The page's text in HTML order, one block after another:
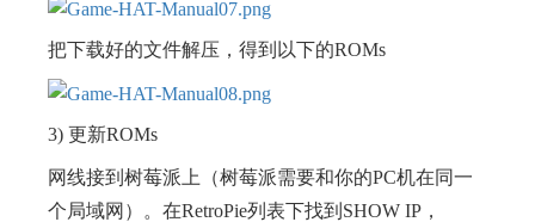
把下载好的文件解压，得到以下的ROMs
3) 更新ROMs
网线接到树莓派上（树莓派需要和你的PC机在同一
个局域网）。在RetroPie列表下找到SHOW IP，